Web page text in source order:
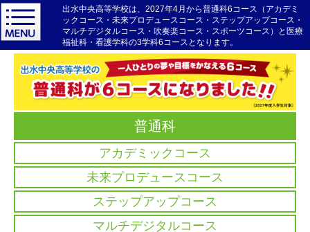
出水中央高等学校は、2027年4月から普通科6コース（アカデミ
ックコース・未来プロデュースコース・ステップアップコース・
マルチデジタルコース・吹奏楽コース・スポーツコース）と医療
福祉科・看護学科の3学科6コースとなります。
普通科
アカデミックコース
未来プロデュースコース
ステップアップコース
マルチデジタルコース